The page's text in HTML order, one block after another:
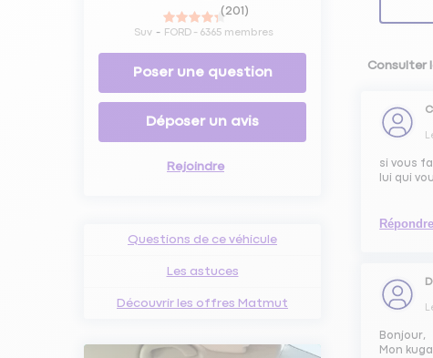
(201)
Suv FORD- 6365membres
Poser une question
Déposer un avis
Rejoindre
Questions de ce véhicule
Les astuces
Découvrir les offres Matmut
Consulter
si vous
lui qui
Répondre
Bonjour,
Mon